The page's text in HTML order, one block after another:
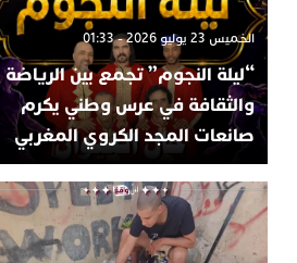
الخميس 23 يوليو 2026 - 01:33
“ليلة النجوم” تجمع بين الرياضة
والثقافة في عرس وطني يكرم
صانعات المجد الكروي المغربي